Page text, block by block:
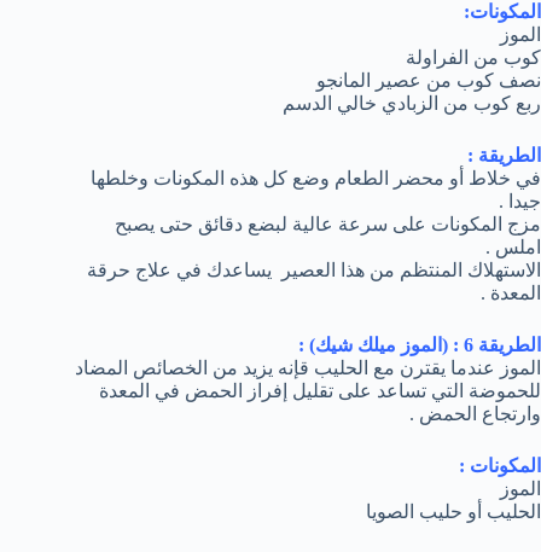
المكونات:
الموز
كوب من الفراولة
نصف كوب من عصير المانجو
ربع كوب من الزبادي خالي الدسم
الطريقة :
في خلاط أو محضر الطعام وضع كل هذه المكونات وخلطها
جيدا .
مزج المكونات على سرعة عالية لبضع دقائق حتى يصبح
املس .
الاستهلاك المنتظم من هذا العصير يساعدك في علاج حرقة
المعدة .
الطريقة 6 : (الموز ميلك شيك) :
الموز عندما يقترن مع الحليب قإنه يزيد من الخصائص المضاد
للحموضة التي تساعد على تقليل إفراز الحمض في المعدة
وارتجاع الحمض .
المكونات :
الموز
الحليب أو حليب الصويا